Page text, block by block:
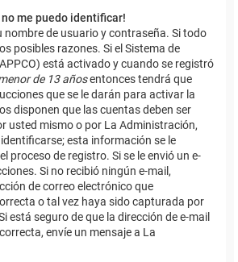
no me puedo identificar!
nombre de usuario y contraseña. Si todo
posibles razones. Si el Sistema de
está activado y cuando se registró
de 13 añosentonces tendrá que
que se le darán para activar la
disponen que las cuentas deben ser
usted mismo o por La Administración,
esta información se le
proceso de registro. Si se le envió un e-
Si no recibió ningún e-mail,
de correo electrónico que
o tal vez haya sido capturada por
está seguro de que la dirección de e-mail
envíe un mensaje a La